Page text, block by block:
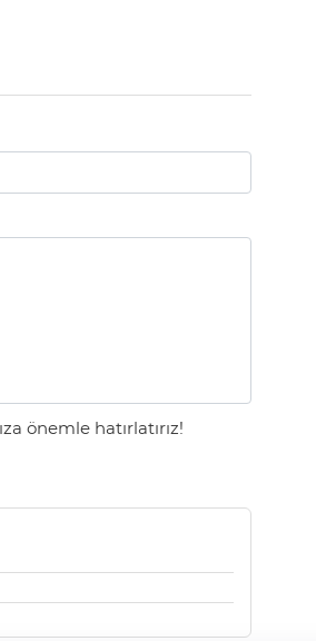
önemle hatırlatırız!